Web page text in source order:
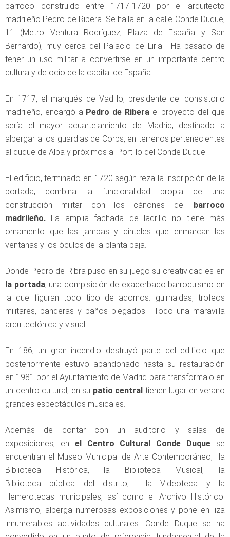
barroco construido entre 1717-1720 por el arquitecto
madrileño Pedro de Ribera. Se halla en la calle Conde Duque,
11 (Metro Ventura Rodríguez, Plaza de España y San
Bernardo), muy cerca del Palacio de Liria. Ha pasado de
tener un uso militar a convertirse en un importante centro
cultura y de ocio de la capital de España.
En 1717, el marqués de Vadillo, presidente del consistorio
madrileño, encargó a Pedro de Riberael proyecto del que
sería el mayor acuartelamiento de Madrid, destinado a
albergar a los guardias de Corps, en terrenos pertenecientes
al duque de Alba y próximos al Portillo del Conde Duque.
El edificio, terminado en 1720 según reza la inscripción de la
portada, combina la funcionalidad propia de una
construcción militar con los cánones del barroco
madrileño. La amplia fachada de ladrillo no tiene más
ornamento que las jambas y dinteles que enmarcan las
ventanas y los óculos de la planta baja.
Donde Pedro de Ribra puso en su juego su creatividad es en
la portada, una compisición de exacerbado barroquismo en
la que figuran todo tipo de adornos: guirnaldas, trofeos
militares, banderas y paños plegados. Todo una maravilla
arquitectónica y visual.
En 186, un gran incendio destruyó parte del edificio que
posteriormente estuvo abandonado hasta su restauración
en 1981 por el Ayuntamiento de Madrid para transformalo en
un centro cultural; en su patio central tienen lugar en verano
grandes espectáculos musicales.
Además de contar con un auditorio y salas de
exposiciones, en el Centro Cultural Conde Duque se
encuentran el Museo Municipal de Arte Contemporáneo, la
Biblioteca Histórica, la Biblioteca Musical, la
Biblioteca pública del distrito, la Videoteca y la
Hemerotecas municipales, así como el Archivo Histórico.
Asimismo, alberga numerosas exposiciones y pone en liza
innumerables actividades culturales. Conde Duque se ha